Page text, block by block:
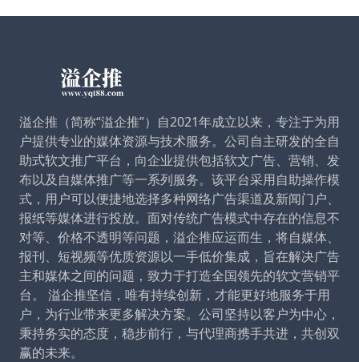
溢企推（简称“溢企推”）自2021年成立以来，专注于为用
户提供专业的媒体资源与技术服务。公司自主研发的全自
助式软文推广平台，向企业提供包括软文广告、营销、发
布以及自媒体推广等一系列服务。该平台采用自助操作模
式，用户可以便捷地选择多种网络广告渠道及新闻门户、
报纸等媒体进行投放。面对传统广告模式中存在的信息不
对等、价格不透明等问题，溢企推应运而生，将自媒体、
报刊、短视频等优质资源以一手低价集成，旨在解决广告
主和媒体之间的问题，致力于打造全国领先的软文营销平
台。 溢企推坚信，唯有持续创新，才能更好地服务于用
户，为行业带来更多解决方案。公司坚持以客户为中心，
秉持务实的态度，稳步前行，与代理商携手共进，共创双
赢的未来。